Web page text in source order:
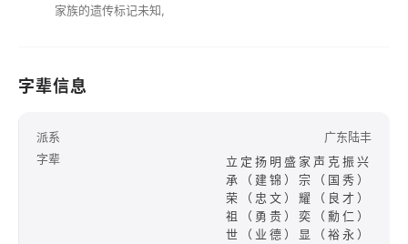
家族的遗传标记未知,
字辈信息
派系
广东陆丰
字辈
立定扬明盛家声克振兴
承（建锦）宗（国秀）
荣（忠文）耀（良才）
祖（勇贵）奕（勳仁）
世（业德）显（裕永）